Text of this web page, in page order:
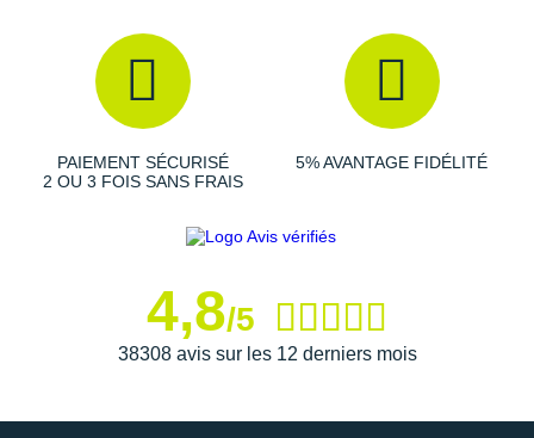
respirabilitéadaptée à votre cadence pour une sensation
de fraîcheur continue. Elle vous permet de courir
sereinement en maintenant parfaitement votre pied. La
languette et le col favorisent votre
bien-être
tout au long
Semelle extérieure : Elle offre une
maximale sur les sols secs et humides.
transitions. Le revêtement promet une grande
à l'abrasion.
PAIEMENT SÉCURISÉ
2 OU 3 FOIS SANS FRAIS
5% AVANTAGE FIDÉLITÉ
4,8/5
38308 avis sur les 12 derniers mois